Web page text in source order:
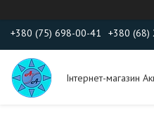
+380 (75) 698-00-41 +380 (68)
Інтернет-магазин